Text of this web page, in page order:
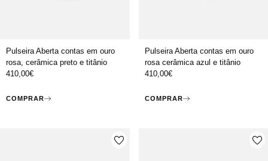
Pulseira Aberta contas em ouro
rosa, cerâmica preto e titânio
410,00€
COMPRAR
Pulseira Aberta contas em ouro
rosa cerâmica azul e titânio
410,00€
COMPRAR